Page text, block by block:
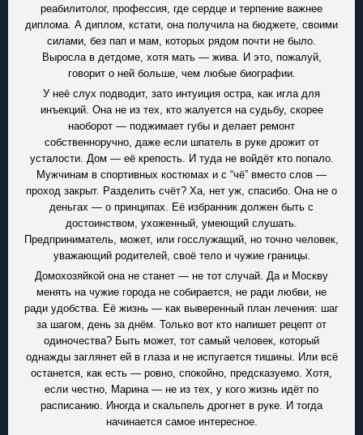
реабилитолог, профессия, где сердце и терпение важнее
диплома. А диплом, кстати, она получила на бюджете, своими
силами, без пап и мам, которых рядом почти не было.
Выросла в детдоме, хотя мать — жива. И это, пожалуй,
говорит о ней больше, чем любые биографии.
У неё слух подводит, зато интуиция остра, как игла для
инъекций. Она не из тех, кто жалуется на судьбу, скорее
наоборот — поджимает губы и делает ремонт
собственноручно, даже если шпатель в руке дрожит от
усталости. Дом — её крепость. И туда не войдёт кто попало.
Мужчинам в спортивных костюмах и с “чё” вместо слов —
проход закрыт. Разделить счёт? Ха, нет уж, спасибо. Она не о
деньгах — о принципах. Её избранник должен быть с
достоинством, ухоженный, умеющий слушать.
Предприниматель, может, или госслужащий, но точно человек,
уважающий родителей, своё тело и чужие границы.
Домохозяйкой она не станет — не тот случай. Да и Москву
менять на чужие города не собирается, не ради любви, не
ради удобства. Её жизнь — как выверенный план лечения: шаг
за шагом, день за днём. Только вот кто напишет рецепт от
одиночества? Быть может, тот самый человек, который
однажды заглянет ей в глаза и не испугается тишины. Или всё
останется, как есть — ровно, спокойно, предсказуемо. Хотя,
если честно, Марина — не из тех, у кого жизнь идёт по
расписанию. Иногда и скальпель дрогнет в руке. И тогда
начинается самое интересное.